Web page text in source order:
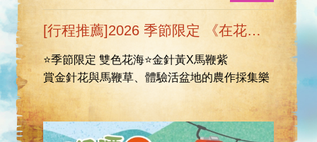
[行程推薦]2026 季節限定 《在花海裡綻放‧在經典裡收藏》
⭐季節限定 雙色花海⭐金針黃X馬鞭紫
賞金針花與馬鞭草、體驗活盆地的農作採集樂